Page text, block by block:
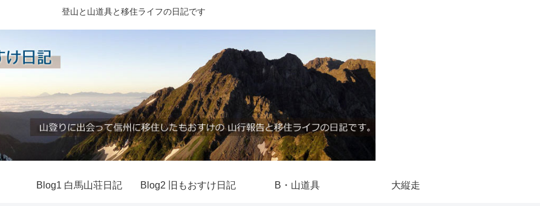
登山と山道具と移住ライフの日記です
Blog1 白馬山荘日記 Blog2 旧もおすけ日記 B・山道具 大縦走